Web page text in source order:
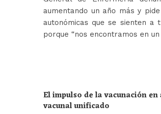
aumentando un año más y
autonómicas que se sienten
porque “nos encontramos en
El impulso de la vacunación
vacunal unificado